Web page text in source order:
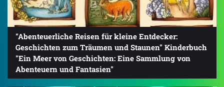
"Abenteuerliche Reisen für kleine Entdecker:
Geschichten zum Träumen und Staunen" Kinderbuch
"Ein Meer von Geschichten: Eine Sammlung von
Abenteuern und Fantasien"